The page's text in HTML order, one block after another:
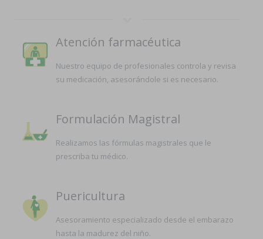
Atención farmacéutica
Nuestro equipo de profesionales controla y revisa
su medicación, asesorándole si es necesario.
Formulación Magistral
Realizamos las fórmulas magistrales que le
prescriba tu médico.
Puericultura
Asesoramiento especializado desde el embarazo
hasta la madurez del niño.